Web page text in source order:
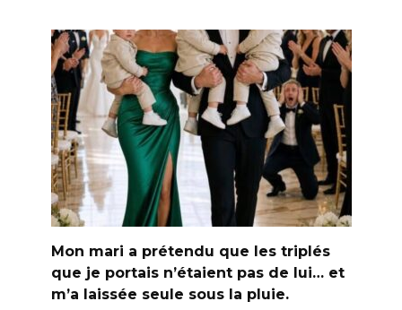
Mon mari a prétendu que les triplés
que je portais n’étaient pas de lui… et
m’a laissée seule sous la pluie.